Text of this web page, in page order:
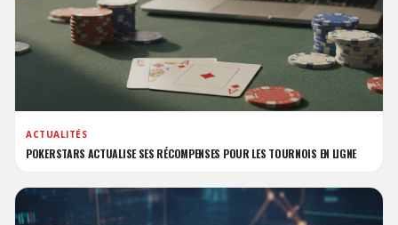
ACTUALITÉS
POKERSTARS ACTUALISE SES RÉCOMPENSES POUR LES TOURNOIS EN LIGNE